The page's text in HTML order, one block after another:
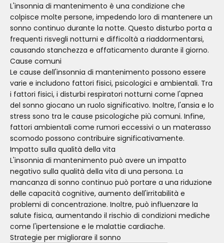
L'insonnia di mantenimento è una condizione che
colpisce molte persone, impedendo loro di mantenere un
sonno continuo durante la notte. Questo disturbo porta a
frequenti risvegli notturni e difficoltà a riaddormentarsi,
causando stanchezza e affaticamento durante il giorno.
Cause comuni
Le cause dell'insonnia di mantenimento possono essere
varie e includono fattori fisici, psicologici e ambientali. Tra
i fattori fisici, i disturbi respiratori notturni come l'apnea
del sonno giocano un ruolo significativo. Inoltre, l'ansia e lo
stress sono tra le cause psicologiche più comuni. Infine,
fattori ambientali come rumori eccessivi o un materasso
scomodo possono contribuire significativamente.
Impatto sulla qualità della vita
L'insonnia di mantenimento può avere un impatto
negativo sulla qualità della vita di una persona. La
mancanza di sonno continuo può portare a una riduzione
delle capacità cognitive, aumento dell'irritabilità e
problemi di concentrazione. Inoltre, può influenzare la
salute fisica, aumentando il rischio di condizioni mediche
come l'ipertensione e le malattie cardiache.
Strategie per migliorare il sonno